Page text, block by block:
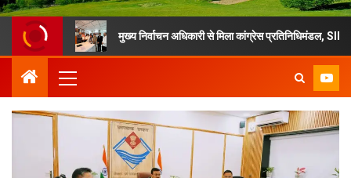
मुख्य निर्वाचन अधिकारी से मिला कांग्रेस प्रतिनिधिमंडल, SIR के मुद्दे पर की